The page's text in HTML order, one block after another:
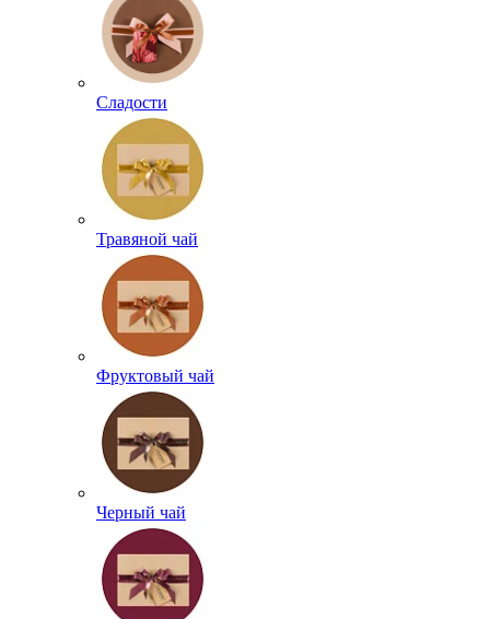
Сладости
Травяной чай
Фруктовый чай
Черный чай